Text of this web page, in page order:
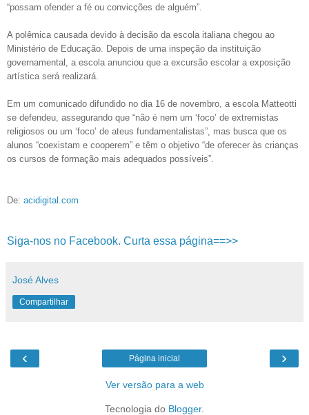
“possam ofender a fé ou convicções de alguém”.
A polêmica causada devido à decisão da escola italiana chegou ao
Ministério de Educação. Depois de uma inspeção da instituição
governamental, a escola anunciou que a excursão escolar a exposição
artística será realizará.
Em um comunicado difundido no dia 16 de novembro, a escola Matteotti
se defendeu, assegurando que “não é nem um ‘foco’ de extremistas
religiosos ou um ‘foco’ de ateus fundamentalistas”, mas busca que os
alunos “coexistam e cooperem” e têm o objetivo “de oferecer às crianças
os cursos de formação mais adequados possíveis”.
De: acidigital.com
Siga-nos no Facebook. Curta essa página==>>
José Alves
Compartilhar
‹ ›
Página inicial
Ver versão para a web
Tecnologia do Blogger.